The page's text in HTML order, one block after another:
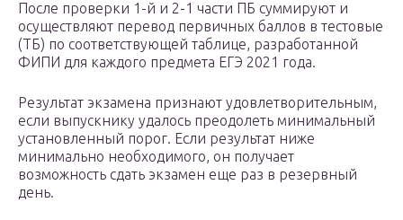
После проверки 1-й и 2-1 части ПБ суммируют и
осуществляют перевод первичных баллов в тестовые
(ТБ) по соответствующей таблице, разработанной
ФИПИ для каждого предмета ЕГЭ 2021 года.
Результат экзамена признают удовлетворительным,
если выпускнику удалось преодолеть минимальный
установленный порог. Если результат ниже
минимально необходимого, он получает
возможность сдать экзамен еще раз в резервный
день.